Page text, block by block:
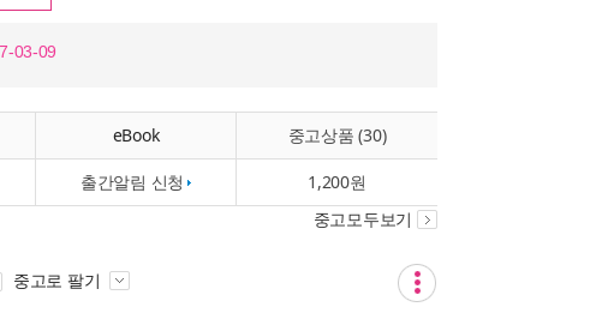
03-09
eBook 중고상품 (30)
출간알림 신청 1,200원
중고모두보기
중고로 팔기